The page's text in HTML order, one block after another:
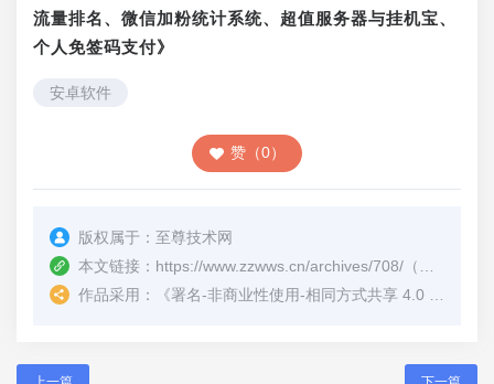
流量排名、微信加粉统计系统、超值服务器与挂机宝、
个人免签码支付》
安卓软件
赞（0）
版权属于： 至尊技术网
本文链接： https://www.zzwws.cn/archives/708/ （转载时请注明本文出处及文章链接）
作品采用：
《署名-非商业性使用-相同方式共享 4.0 国际 (CC BY-NC-SA 4.0)